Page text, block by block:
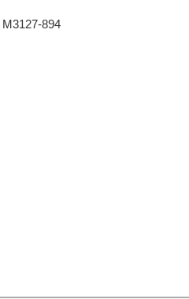
M3127-894